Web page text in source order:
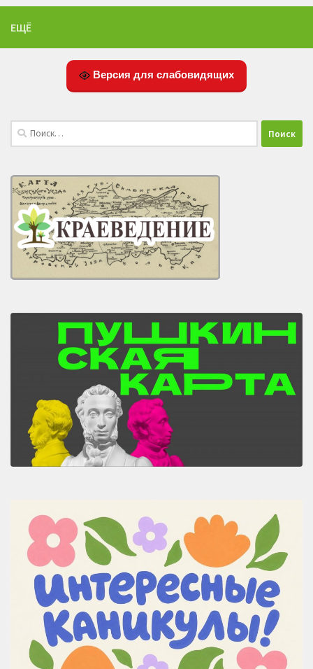
ЕЩЁ
Версия для слабовидящих
Найти: